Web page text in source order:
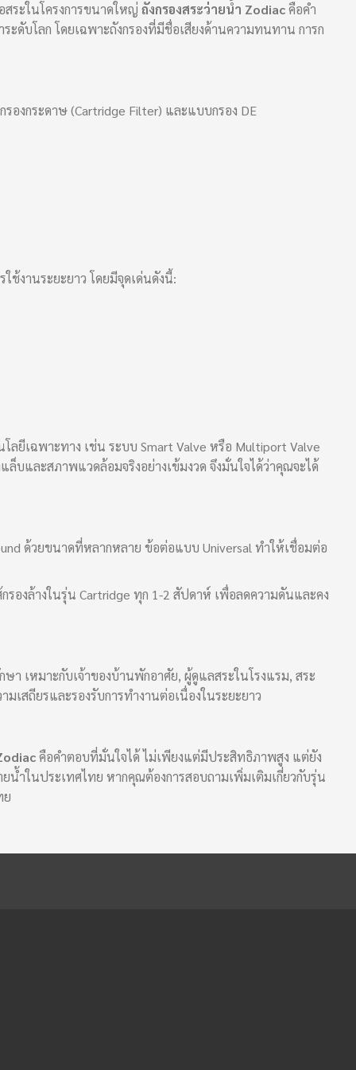
สระในโครงการขนาดใหญ่ถังกรองสระว่ายน้ำ Zodiacคือคำ
ดับโลก โดยเฉพาะถังกรองที่มีชื่อเสียงด้านความทนทาน การก
องกระดาษ (Cartridge Filter) และแบบกรอง DE
งานระยะยาว โดยมีจุดเด่นดังนี้:
ลยีเฉพาะทาง เช่น ระบบ Smart Valve หรือ Multiport Valve
บและสภาพแวดล้อมจริงอย่างเข้มงวด จึงมั่นใจได้ว่าคุณจะได้
ด้วยขนาดที่หลากหลาย ข้อต่อแบบ Universal ทำให้เชื่อมต่อ
องล้างในรุ่น Cartridge ทุก 1-2 สัปดาห์ เพื่อลดความดันและคง
า เหมาะกับเจ้าของบ้านพักอาศัย, ผู้ดูแลสระในโรงแรม, สระ
เสถียรและรองรับการทำงานต่อเนื่องในระยะยาว
คือคำตอบที่มั่นใจได้ ไม่เพียงแต่มีประสิทธิภาพสูง แต่ยัง
น้ำในประเทศไทย หากคุณต้องการสอบถามเพิ่มเติมเกี่ยวกับรุ่น
ย